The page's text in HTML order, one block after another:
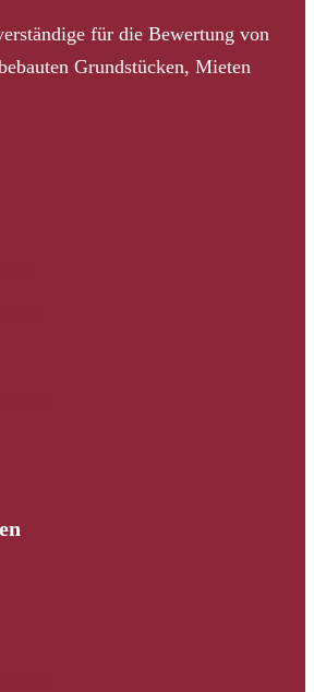
für die Bewertung von
Grundstücken, Mieten